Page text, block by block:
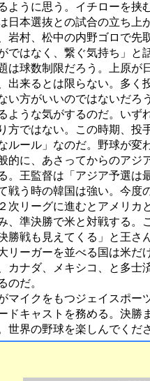
ように思う。イチローを挟
日本選抜との試合の立ち上
岩村、松中の内野ゴロで先
ではなく、繋ぐ気持ち」と
は球数制限だろう。上原が
出来るとは限らない。多く
い方がいいのではないだろ
ような気がするのだ。いず
方ではない。この時期、投
ルール」なのだ。野球が変
的に、あさってからのアジ
。王監督は「アジア予選は
戦う時の韓国は強い。今度
次リーグに進むとアメリカ
、準決勝で米と対戦する。
勝戦も見えてくる」と王さ
リーガーを並べる国は米だ
カナダ、メキシコ、と多士
のだ。
マイクをもつジェイスポー
ドキャストを務める。決勝
世界の野球を楽しんでくだ